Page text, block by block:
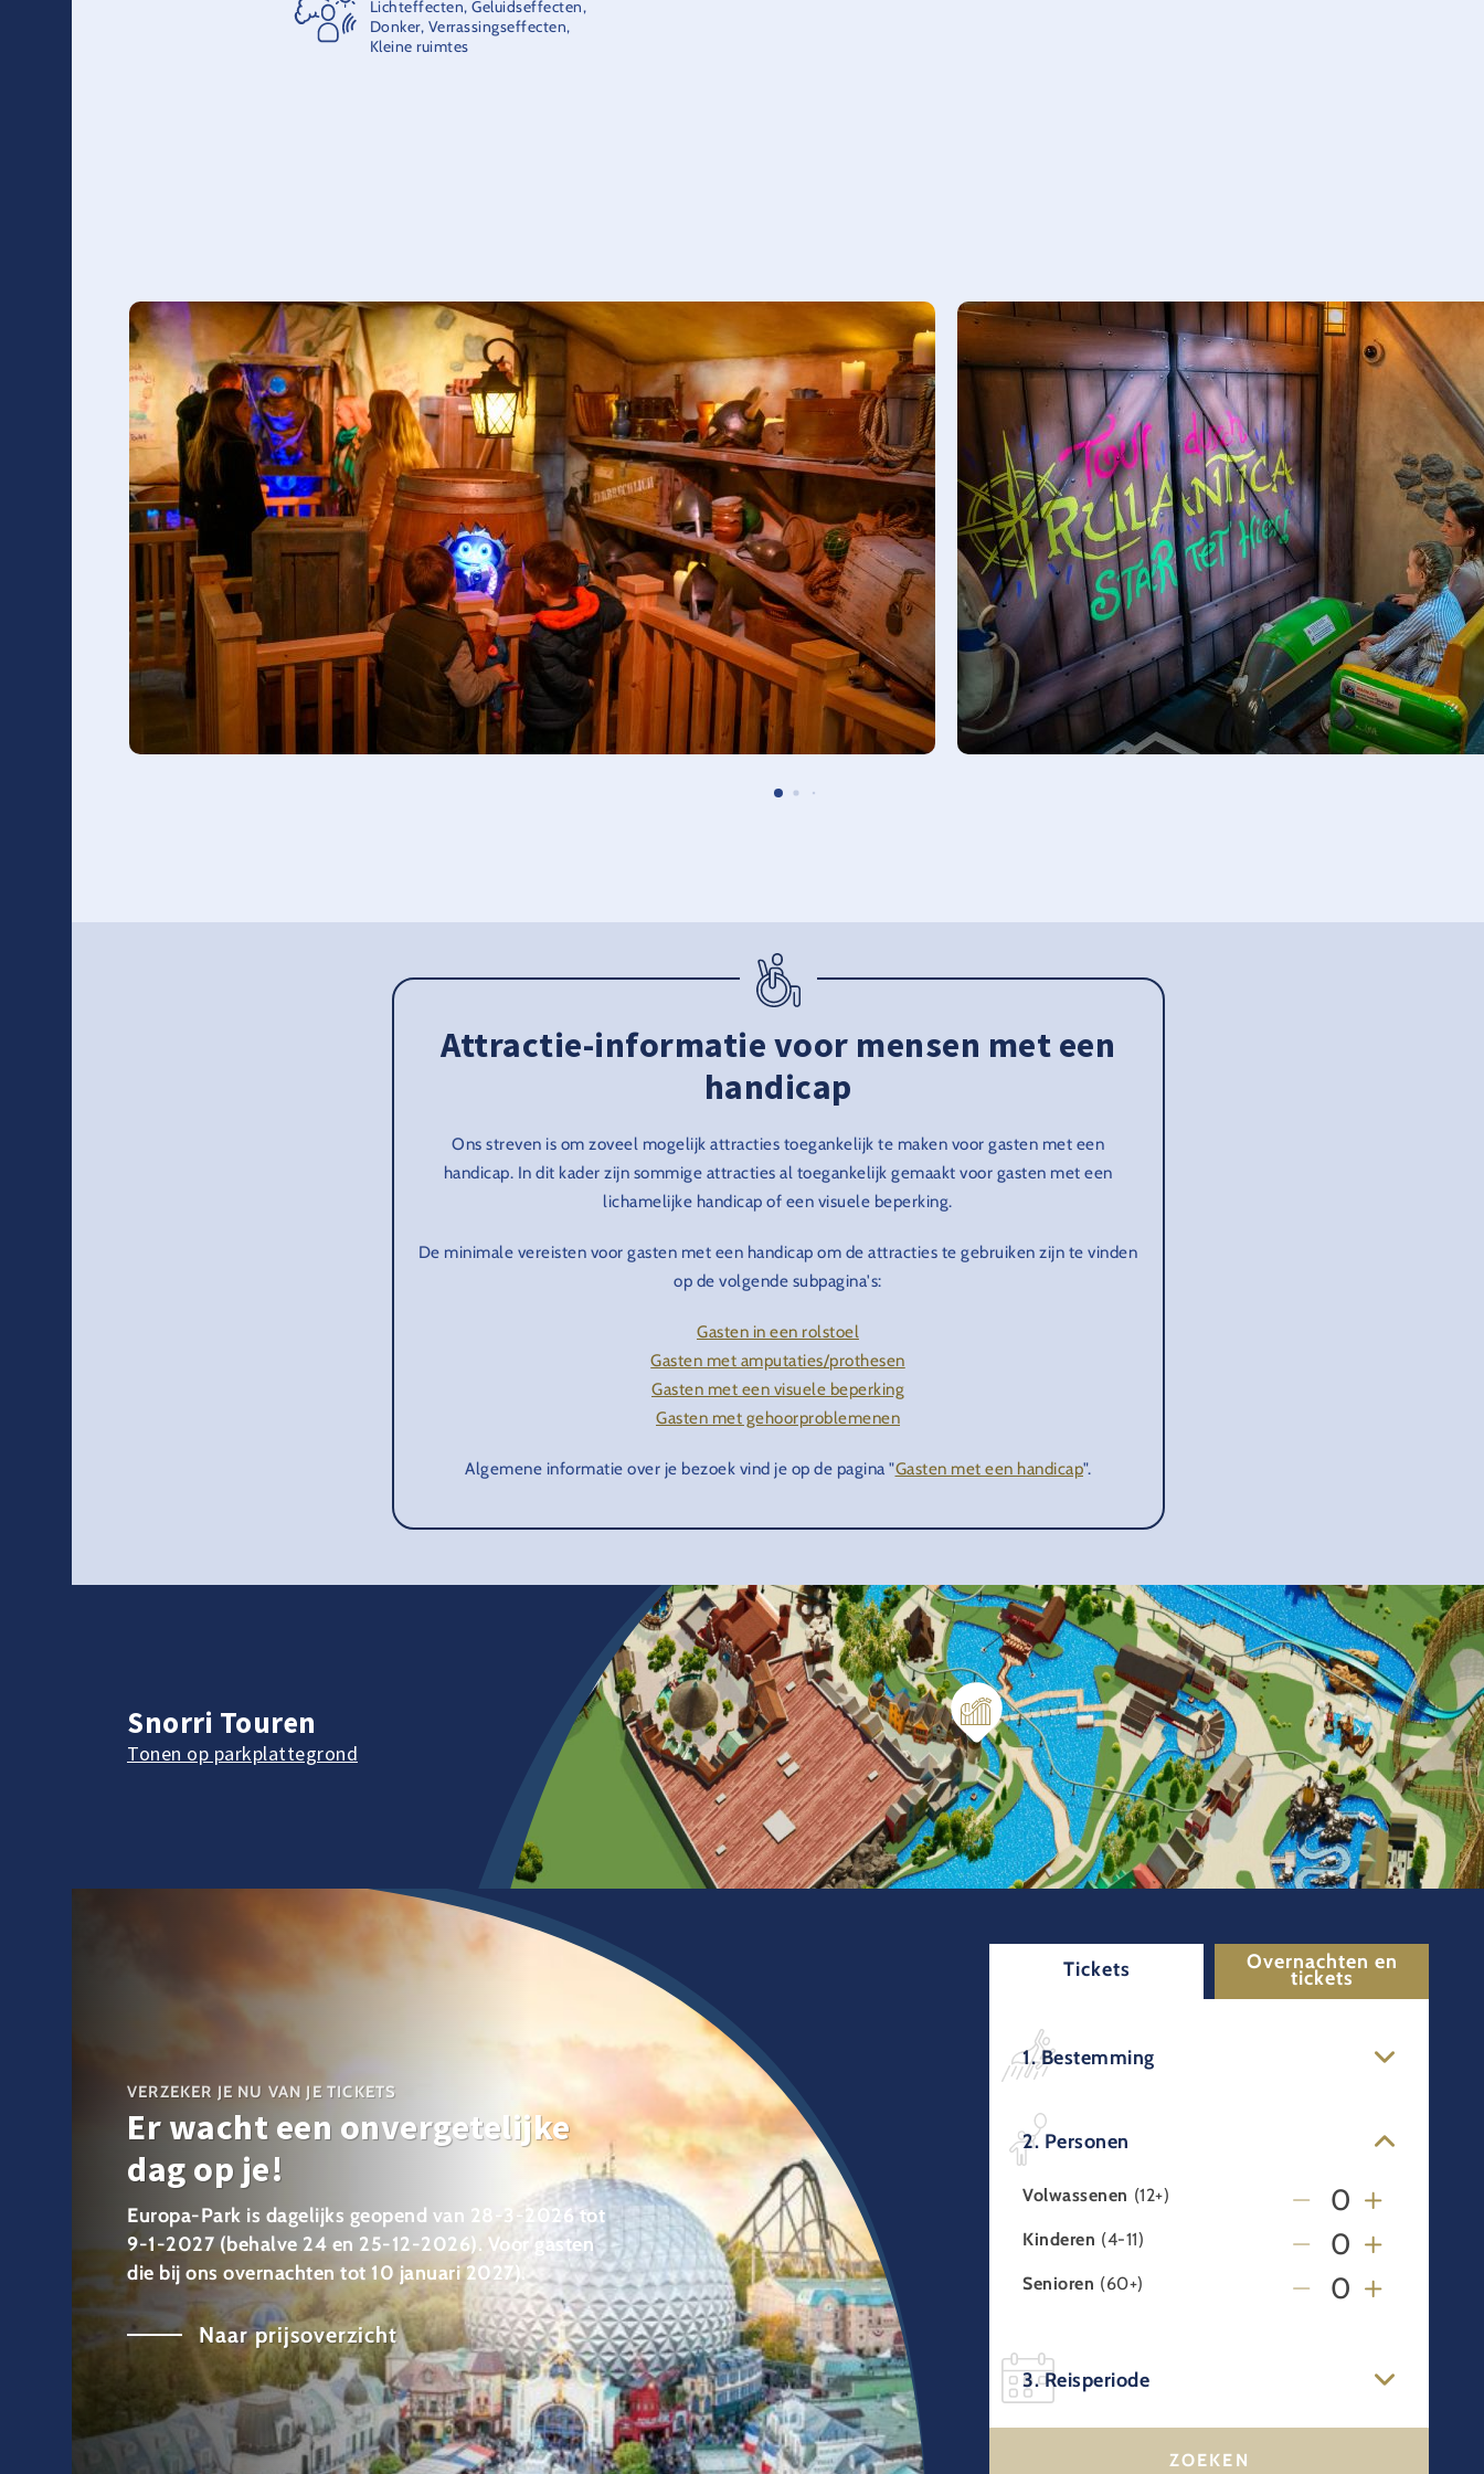
Lichteffecten, Geluidseffecten,
Donker, Verrassingseffecten,
Kleine ruimtes
Attractie-informatie voor mensen met een
handicap
Ons streven is om zoveel mogelijk attracties toegankelijk te maken voor gasten met een
handicap. In dit kader zijn sommige attracties al toegankelijk gemaakt voor gasten met een
lichamelijke handicap of een visuele beperking.
De minimale vereisten voor gasten met een handicap om de attracties te gebruiken zijn te vinden
op de volgende subpagina's:
Gasten in een rolstoel
Gasten met amputaties/prothesen
Gasten met een visuele beperking
Gasten met gehoorproblemenen
Algemene informatie over je bezoek vind je op de pagina "Gasten met een handicap".
Snorri Touren
Tonen op parkplattegrond
VERZEKER JE NU VAN JE TICKETS
Er wacht een onvergetelijke
dag op je!
Europa-Park is dagelijks geopend van 28-3-2026 tot
9-1-2027 (behalve 24 en 25-12-2026). Voor gasten
die bij ons overnachten tot 10 januari 2027).
Naar prijsoverzicht
Tickets Overnachten en
tickets
1. Bestemming
2. Personen
Volwassenen (12+)
Kinderen (4-11)
Senioren (60+)
3. Reisperiode